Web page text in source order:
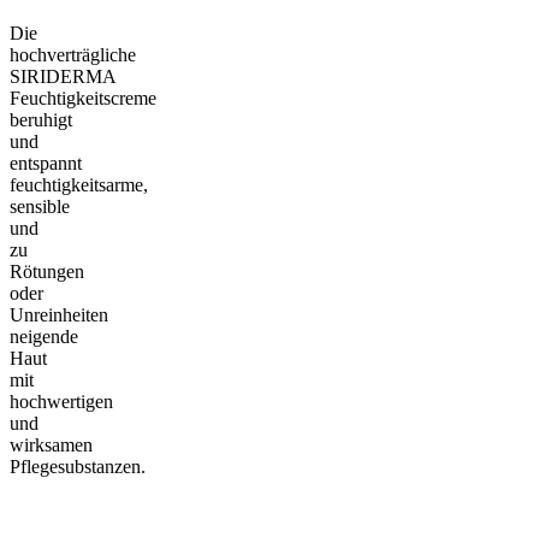
Die
hochverträgliche
SIRIDERMA
Feuchtigkeitscreme
beruhigt
und
entspannt
feuchtigkeitsarme,
sensible
und
zu
Rötungen
oder
Unreinheiten
neigende
Haut
mit
hochwertigen
und
wirksamen
Pflegesubstanzen.